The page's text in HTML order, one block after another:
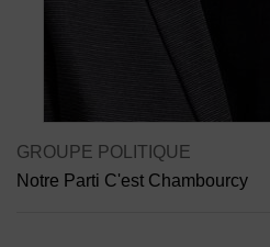
Contenu de la
GROUPE POLITIQUE
Notre Parti C'est Chambourcy